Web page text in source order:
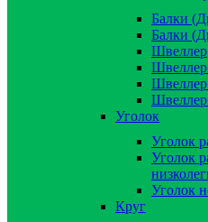
Балки
Балки
Швеллер
Швеллер
Швеллер
Уголок
Уголок
Уголок
Уголок
Круг